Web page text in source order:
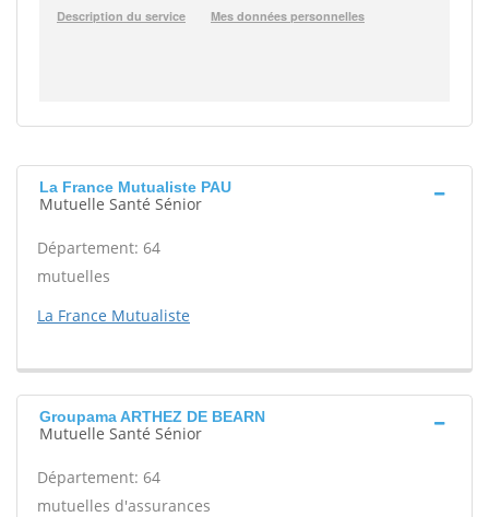
La France Mutualiste PAU
Mutuelle Santé Sénior
Département: 64
mutuelles
La France Mutualiste
Groupama ARTHEZ DE BEARN
Mutuelle Santé Sénior
Département: 64
mutuelles d'assurances